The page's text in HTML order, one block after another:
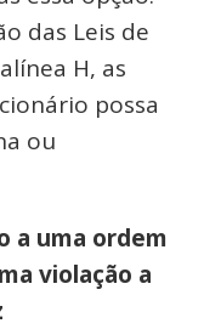
das Leis de
H, as
possa
ou
a uma ordem
violação a